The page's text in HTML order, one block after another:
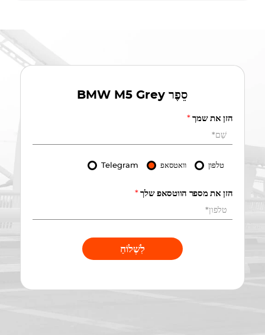
סֵפֶר BMW M5 Grey
הזן את שמך*
טלפון וואטסאפ Telegram
הזן את מספר הווטסאפ שלך*
לִשְׁלוֹחַ